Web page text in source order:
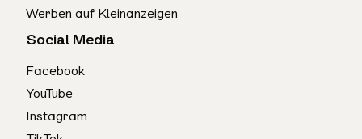
Werben auf Kleinanzeigen
Social Media
Facebook
YouTube
Instagram